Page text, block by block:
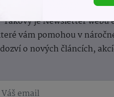
Pravidelný přísun novinek,
Takový je Newsletter
vám pomohou v
dozví o nových článcích,